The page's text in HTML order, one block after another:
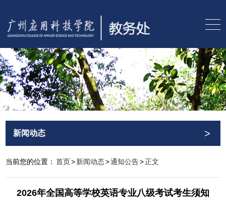
新闻动态 >
当前您的位置： 首页>新闻动态>通知公告>正文
2026年全国高等学校英语专业八级考试考生须知